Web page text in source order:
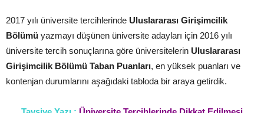
2017 yılı üniversite tercihlerinde Uluslararası Girişimcilik
Bölümü yazmayı düşünen üniversite adayları için 2016 yılı
üniversite tercih sonuçlarına göre üniversitelerin Uluslararası
Girişimcilik Bölümü Taban Puanları, en yüksek puanları ve
kontenjan durumlarını aşağıdaki tabloda bir araya getirdik.